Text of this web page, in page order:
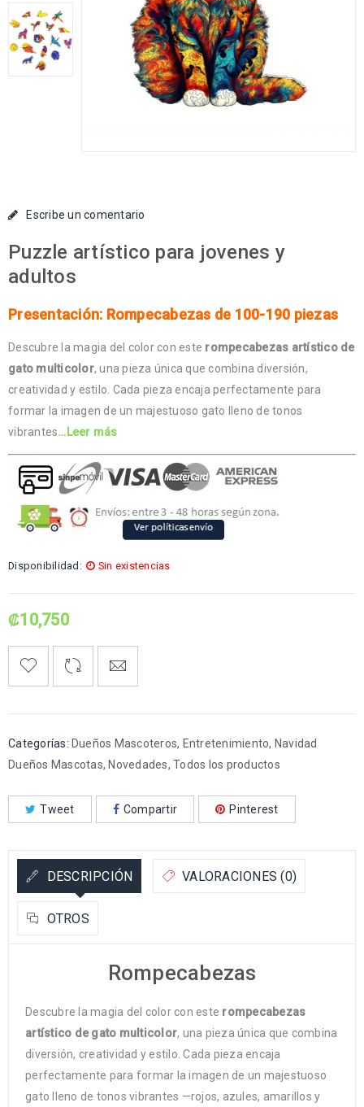
Escribe un comentario
Puzzle artístico para jovenes y
adultos
Presentación: Rompecabezas de 100-190 piezas
Descubre la magia del color con este rompecabezas artístico de
gato multicolor, una pieza única que combina diversión,
creatividad y estilo. Cada pieza encaja perfectamente para
formar la imagen de un majestuoso gato lleno de tonos
vibrantes…Leer más
Disponibilidad: Sin existencias
₡10,750
Categorías: Dueños Mascoteros, Entretenimiento, Navidad
Dueños Mascotas, Novedades, Todos los productos
Tweet Compartir Pinterest
DESCRIPCIÓN VALORACIONES (0)
OTROS
Rompecabezas
Descubre la magia del color con este rompecabezas
artístico de gato multicolor, una pieza única que combina
diversión, creatividad y estilo. Cada pieza encaja
perfectamente para formar la imagen de un majestuoso
gato lleno de tonos vibrantes —rojos, azules, amarillos y